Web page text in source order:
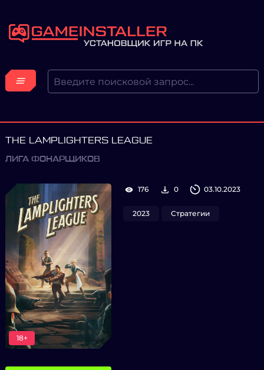
THE LAMPLIGHTERS LEAGUE
ЛИГА ФОНАРЩИКОВ
18+
176 0 03.10.2023
2023 Стратегии